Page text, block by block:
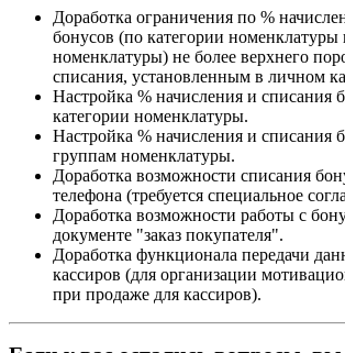
Доработка ограничения по %
бонусов (по категории
номенклатуры) не более верхнего
списания, установленным в личном
Настройка % начисления и списания
категории номенклатуры.
Настройка % начисления и списания
группам номенклатуры.
Доработка возможности списания
телефона (требуется специальное
Доработка возможности работы с
документе "заказ покупателя".
Доработка функционала передачи
кассиров (для организации
при продаже для кассиров).